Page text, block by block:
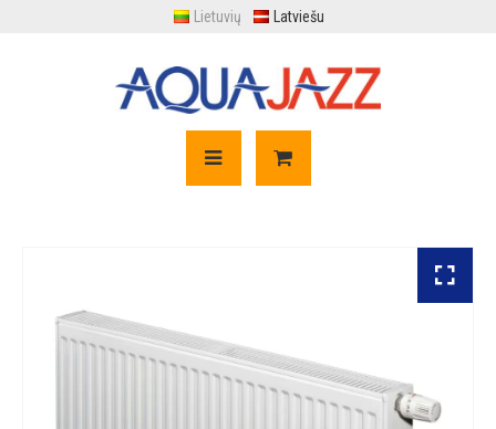
Lietuvių Latviešu